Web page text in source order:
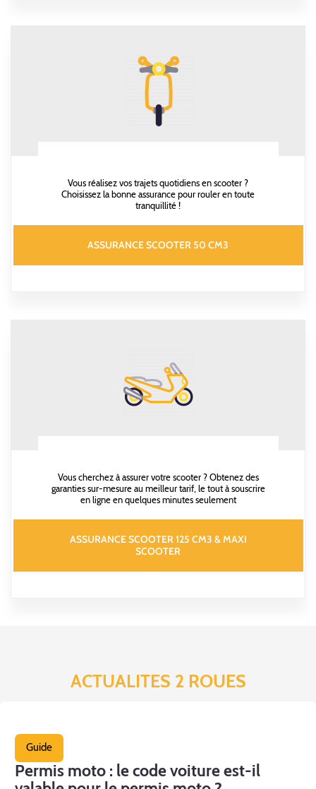
Vous réalisez vos trajets quotidiens en scooter ?
Choisissez la bonne assurance pour rouler en toute
tranquillité !
ASSURANCE SCOOTER 50 CM3
Vous cherchez à assurer votre scooter ? Obtenez des
garanties sur-mesure au meilleur tarif, le tout à souscrire
en ligne en quelques minutes seulement
ASSURANCE SCOOTER 125 CM3 & MAXI
SCOOTER
ACTUALITES 2 ROUES
Guide
Permis moto : le code voiture est-il